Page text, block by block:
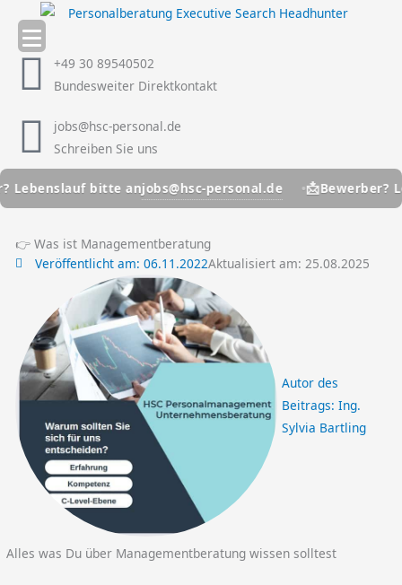
Inhalt
springen +49 30 89540502
Bundesweiter Direktkontakt
jobs@hsc-personal.de
Schreiben Sie uns
bitte anjobs@hsc-personal.de 📩 Bewerber?
👉 Was ist Managementberatung
Veröffentlicht am:06.11.2022Aktualisiert am: 25.08.2025
Autor des
Beitrags: Ing.
Sylvia Bartling
Alles was Du über Managementberatung wissen solltest